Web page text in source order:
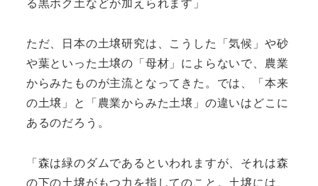
ただ、日本の土壌研究は、こうした「気候」や砂
や葉といった土壌の「母材」によらないで、農業
からみたものが主流となってきた。では、「本来
の土壌」と「農業からみた土壌」の違いはどこに
あるのだろう。
「森は緑のダムであるといわれますが、それは森
の下の土壌がもつ力を指してのこと。土壌には、